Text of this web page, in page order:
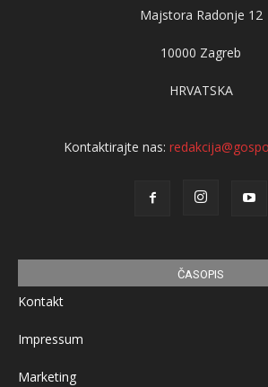
Majstora Radonje 12
10000 Zagreb
HRVATSKA
Kontaktirajte nas:
ČASOPIS
Kontakt
Impressum
Marketing